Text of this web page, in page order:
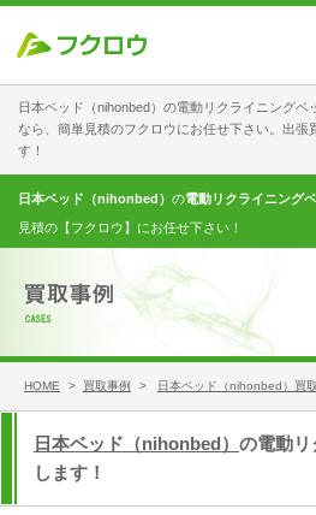
日本ベッド（nihonbed）の電動リクライニング
なら、簡単見積のフクロウにお任せ下さい。出張
す！
日本ベッド（nihonbed） の電動リクライニング
見積の【フクロウ】にお任せ下さい！
HOME > 買取事例 > 日本ベッド（nihonbed）買取
日本ベッド（nihonbed） の電動リ
します！